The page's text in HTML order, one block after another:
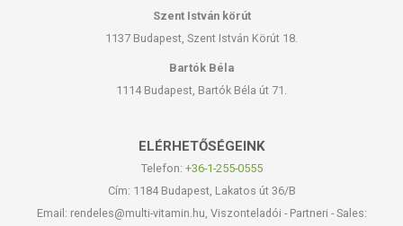
Szent István körút
1137 Budapest, Szent István Körút 18.
Bartók Béla
1114 Budapest, Bartók Béla út 71.
ELÉRHETŐSÉGEINK
Telefon: +36-1-255-0555
Cím: 1184 Budapest, Lakatos út 36/B
Email: rendeles@multi-vitamin.hu, Viszonteladói - Partneri - Sales: